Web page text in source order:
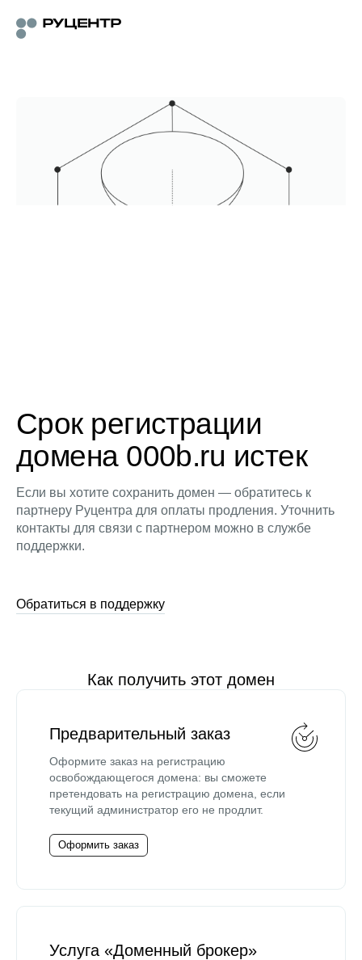
Срок регистрации
домена 000b.ru истек
Если вы хотите сохранить домен — обратитесь к
партнеру Руцентра для оплаты продления. Уточнить
контакты для связи с партнером можно в службе
поддержки.
Обратиться в поддержку
Как получить этот домен
Предварительный заказ
Оформите заказ на регистрацию
освобождающегося домена: вы сможете
претендовать на регистрацию домена, если
текущий администратор его не продлит.
Оформить заказ
Услуга «Доменный брокер»